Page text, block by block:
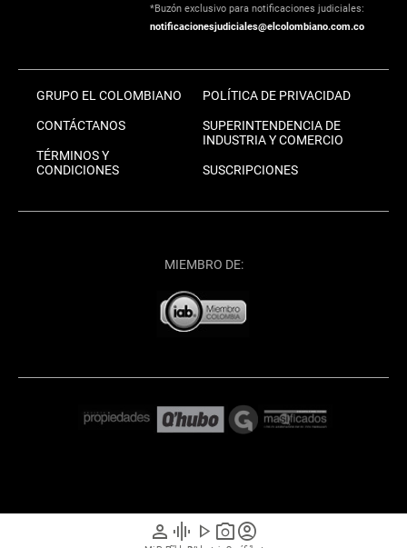
person graphic_eq play_arrow photo_cameraaccount_circle
*Buzón exclusivo para notificaciones judiciales:
notificacionesjudiciales@elcolombiano.com.co
GRUPO EL COLOMBIANO
CONTÁCTANOS
TÉRMINOS Y
CONDICIONES
POLÍTICA DE PRIVACIDAD
SUPERINTENDENCIA DE
INDUSTRIA Y COMERCIO
SUSCRIPCIONES
MIEMBRO DE: